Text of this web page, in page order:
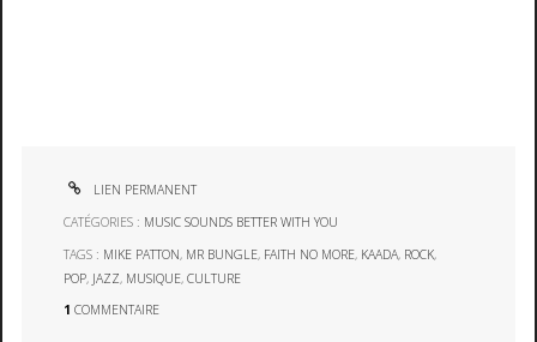
LIEN PERMANENT
CATÉGORIES : MUSIC SOUNDS BETTER WITH YOU
TAGS : MIKE PATTON, MR BUNGLE, FAITH NO MORE, KAADA, ROCK,
POP, JAZZ, MUSIQUE,CULTURE
1 COMMENTAIRE